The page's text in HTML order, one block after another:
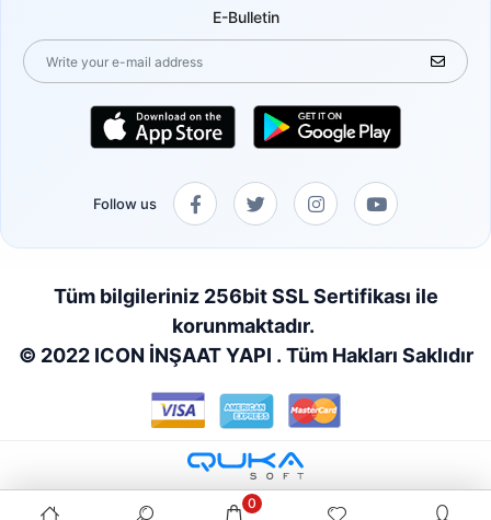
E-Bulletin
Follow us
Tüm bilgileriniz 256bit SSL Sertifikası ile
korunmaktadır.
© 2022 ICON İNŞAAT YAPI . Tüm Hakları Saklıdır
0